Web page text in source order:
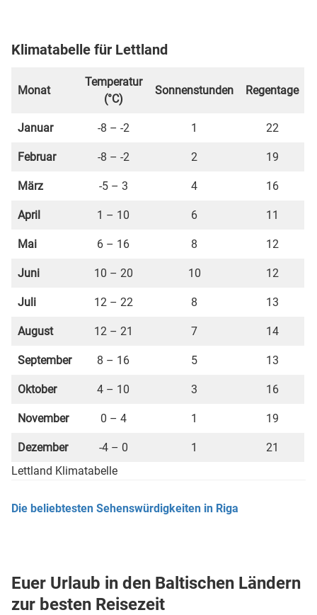
Klimatabelle für Lettland
Monat
Temperatur
(°C)
Sonnenstunden Regentage
Januar -8 – -2 1 22
Februar -8 – -2 2 19
März -5 – 3 4 16
April 1 – 10 6 11
Mai 6 – 16 8 12
Juni 10 – 20 10 12
Juli 12 – 22 8 13
August 12 – 21 7 14
September 8 – 16 5 13
Oktober 4 – 10 3 16
November 0 – 4 1 19
Dezember -4 – 0 1
21
Lettland Klimatabelle
Die beliebtesten Sehenswürdigkeiten in Riga
Euer Urlaub in den Baltischen Ländern
zur besten Reisezeit